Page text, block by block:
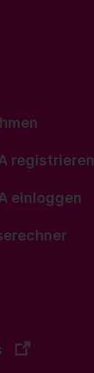
registrieren
einloggen